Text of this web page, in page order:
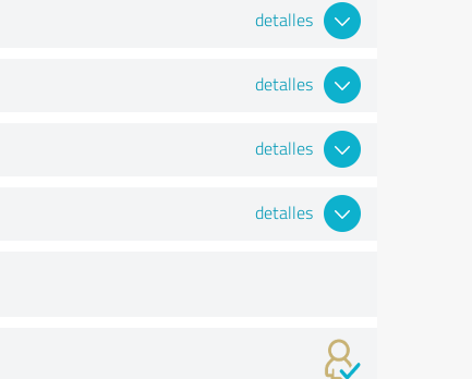
detalles
detalles
detalles
detalles